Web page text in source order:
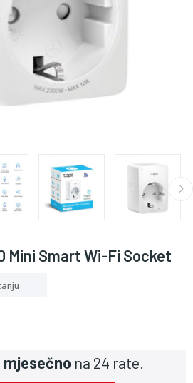
Mini Smart Wi-Fi Socket
mjesečno na 24 rate.